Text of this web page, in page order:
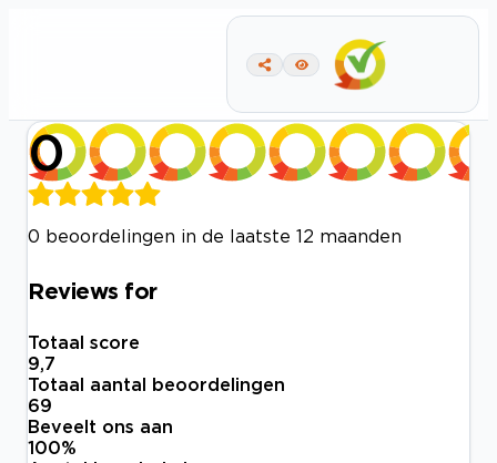
0
0 beoordelingen in de laatste 12 maanden
Reviews for
Totaal score
9,7
Totaal aantal beoordelingen
69
Beveelt ons aan
100%